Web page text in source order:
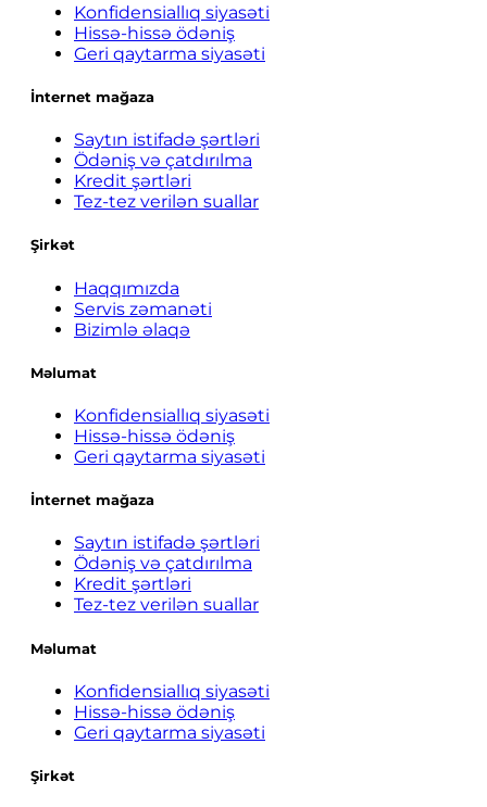
Konfidensiallıq siyasəti
Hissə-hissə ödəniş
Geri qaytarma siyasəti
İnternet mağaza
Saytın istifadə şərtləri
Ödəniş və çatdırılma
Kredit şərtləri
Tez-tez verilən suallar
Şirkət
Haqqımızda
Servis zəmanəti
Bizimlə əlaqə
Məlumat
Konfidensiallıq siyasəti
Hissə-hissə ödəniş
Geri qaytarma siyasəti
İnternet mağaza
Saytın istifadə şərtləri
Ödəniş və çatdırılma
Kredit şərtləri
Tez-tez verilən suallar
Məlumat
Konfidensiallıq siyasəti
Hissə-hissə ödəniş
Geri qaytarma siyasəti
Şirkət